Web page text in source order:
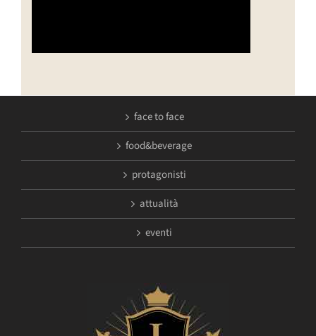
face to face
food&beverage
protagonisti
attualità
eventi